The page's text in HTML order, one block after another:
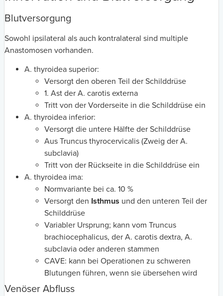
Blutversorgung
Sowohl ipsilateral als auch kontralateral sind multiple
Anastomosen vorhanden.
A. thyroidea superior:
Versorgt den oberen Teil der Schilddrüse
1. Ast der A. carotis externa
Tritt von der Vorderseite in die Schilddrüse ein
A. thyroidea inferior:
Versorgt die untere Hälfte der Schilddrüse
Aus Truncus thyrocervicalis (Zweig der A.
subclavia)
Tritt von der Rückseite in die Schilddrüse ein
A. thyroidea ima:
Normvariante bei ca. 10 %
Versorgt den Isthmus und den unteren Teil der
Schilddrüse
Variabler Ursprung; kann vom Truncus
brachiocephalicus, der A. carotis dextra, A.
subclavia oder anderen stammen
CAVE: kann bei Operationen zu schweren
Blutungen führen, wenn sie übersehen wird
Venöser Abfluss